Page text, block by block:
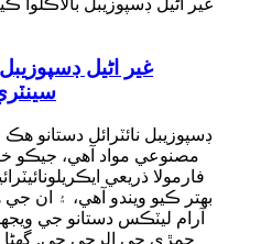
غير اڻيل
ڊسپوزيبل نائٽرائل دستانو
مصنوعي مواد آهي، جيڪو
فارمولا ذريعي
بهتر ڪيو ويندو آهي، ۽ ان جي
آرام ليٽڪس دستانو جي
چمڙي جي الرجي جي. گهڻا